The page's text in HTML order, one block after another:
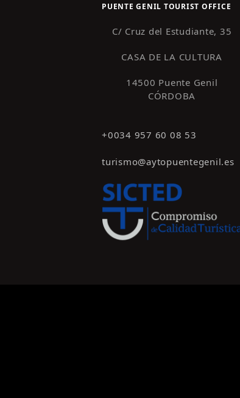
PUENTE GENIL TOURIST OFFICE
C/ Cruz del Estudiante, 35
CASA DE LA CULTURA
14500 Puente Genil
CÓRDOBA
+0034 957 60 08 53
turismo@aytopuentegenil.es